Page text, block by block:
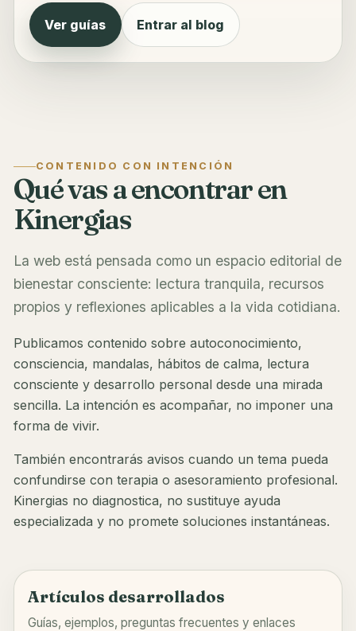
Ver guías Entrar al blog
CONTENIDO CON INTENCIÓN
Qué vas a encontrar en
Kinergias
La web está pensada como un espacio editorial de
bienestar consciente: lectura tranquila, recursos
propios y reflexiones aplicables a la vida cotidiana.
Publicamos contenido sobre autoconocimiento,
consciencia, mandalas, hábitos de calma, lectura
consciente y desarrollo personal desde una mirada
sencilla. La intención es acompañar, no imponer una
forma de vivir.
También encontrarás avisos cuando un tema pueda
confundirse con terapia o asesoramiento profesional.
Kinergias no diagnostica, no sustituye ayuda
especializada y no promete soluciones instantáneas.
Artículos desarrollados
Guías, ejemplos, preguntas frecuentes y enlaces